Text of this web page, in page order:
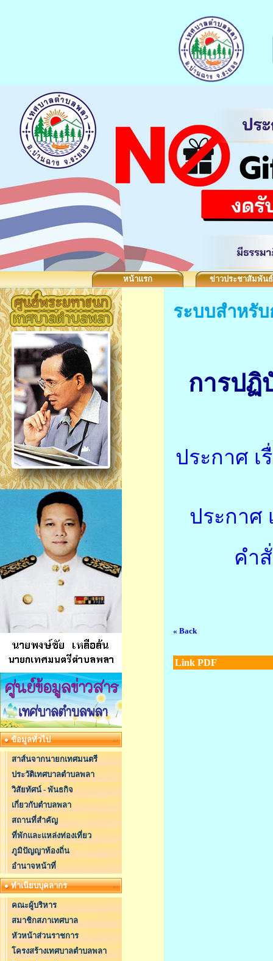
หน้าแรก ข่าวประชาสัมพันธ์
ข้อมูลทั่วไป
สาส์นจากนายกเทศมนตรี
ประวัติเทศบาลตำบลพลา
วิสัยทัศน์ - พันธกิจ
เกี่ยวกับตำบลพลา
สถานที่สำคัญ
ที่พักและแหล่งท่องเที่ยว
ภูมิปัญญาท้องถิ่น
อำนาจหน้าที่
ทำเนียบบุคลากร
คณะผู้บริหาร
สมาชิกสภาเทศบาล
หัวหน้าส่วนราชการ
โครงสร้างเทศบาลตำบลพลา
ระบบสำหรั
การปฏิ
ประกาศ
ประกาศ
คำ
« Back
Link PDF